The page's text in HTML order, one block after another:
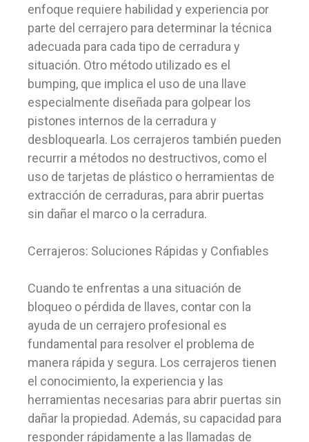
enfoque requiere habilidad y experiencia por
parte del cerrajero para determinar la técnica
adecuada para cada tipo de cerradura y
situación. Otro método utilizado es el
bumping, que implica el uso de una llave
especialmente diseñada para golpear los
pistones internos de la cerradura y
desbloquearla. Los cerrajeros también pueden
recurrir a métodos no destructivos, como el
uso de tarjetas de plástico o herramientas de
extracción de cerraduras, para abrir puertas
sin dañar el marco o la cerradura.
Cerrajeros: Soluciones Rápidas y Confiables
Cuando te enfrentas a una situación de
bloqueo o pérdida de llaves, contar con la
ayuda de un cerrajero profesional es
fundamental para resolver el problema de
manera rápida y segura. Los cerrajeros tienen
el conocimiento, la experiencia y las
herramientas necesarias para abrir puertas sin
dañar la propiedad. Además, su capacidad para
responder rápidamente a las llamadas de